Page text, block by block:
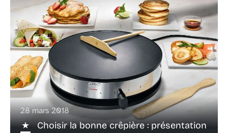
28 mars 2018
Choisir la bonne crêpière : présentation